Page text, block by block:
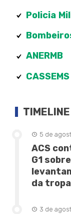
Policia
ANERMB
CASSEMS
TIMELINE
5 de
ACS
G1
da tropa
3 de